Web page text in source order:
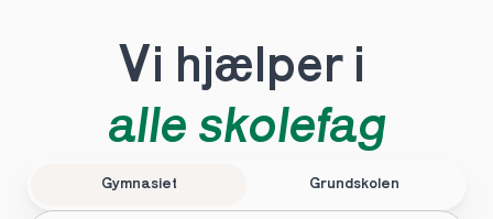
Vi hjælper i
alle skolefag
Gymnasiet Grundskolen